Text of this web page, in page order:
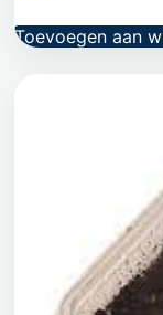
Toevoegen aan